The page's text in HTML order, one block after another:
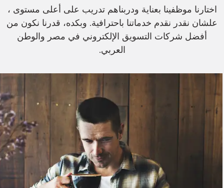
اختارنا موظفينا بعناية ودربناهم تدريب على أعلى مستوى ،
علشان نقدر نقدم خدماتنا باحترافية. وبكده، قدرنا نكون من
أفضل شركات التسويق الإلكتروني في مصر والوطن
العربي.